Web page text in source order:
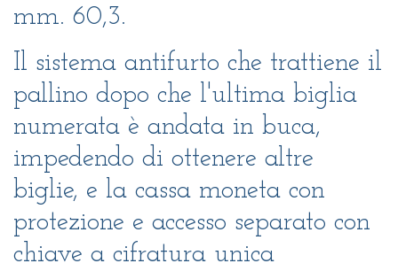
mm. 60,3.
Il sistema antifurto che trattiene il
pallino dopo che l'ultima biglia
numerata è andata in buca,
impedendo di ottenere altre
biglie, e la cassa moneta con
protezione e accesso separato con
chiave a cifratura unica